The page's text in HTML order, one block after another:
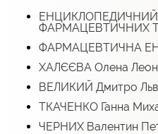
ФАРМАЦЕВТИЧНИХ
ФАРМАЦЕВТИЧНА
ХАЛЄЄВА Олена
ВЕЛИКИЙ Дмитро
ТКАЧЕНКО Ганна
ЧЕРНИХ Валентин